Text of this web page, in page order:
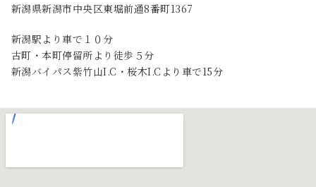
新潟県新潟市中央区東堀前通8番町1367
新潟駅より車で１０分
古町・本町停留所より徒歩５分
新潟バイパス紫竹山I.C・桜木I.Cより車で15分